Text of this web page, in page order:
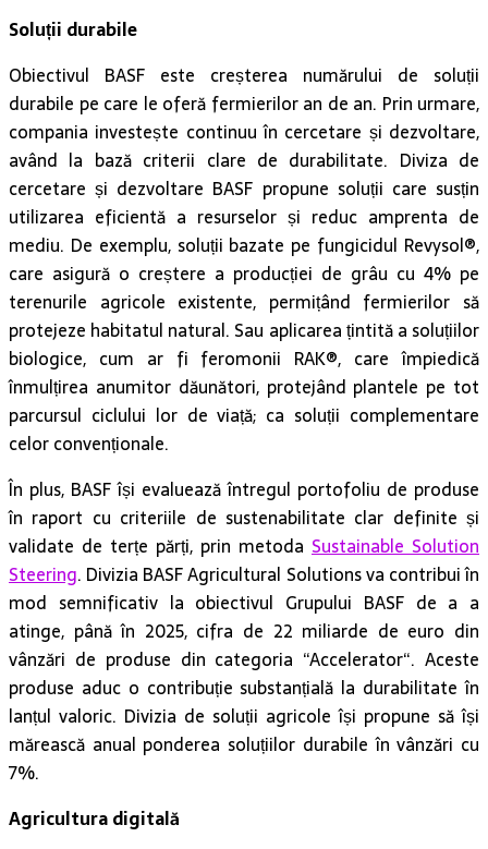
Soluții durabile
Obiectivul BASF este creșterea numărului de soluții
durabile pe care le oferă fermierilor an de an. Prin urmare,
compania investește continuu în cercetare și dezvoltare,
având la bază criterii clare de durabilitate. Diviza de
cercetare și dezvoltare BASF propune soluții care susțin
utilizarea eficientă a resurselor și reduc amprenta de
mediu. De exemplu, soluții bazate pe fungicidul Revysol®,
care asigură o creștere a producției de grâu cu 4% pe
terenurile agricole existente, permițând fermierilor să
protejeze habitatul natural. Sau aplicarea țintită a soluțiilor
biologice, cum ar fi feromonii RAK®, care împiedică
înmulțirea anumitor dăunători, protejând plantele pe tot
parcursul ciclului lor de viață; ca soluții complementare
celor convenționale.
În plus, BASF își evaluează întregul portofoliu de produse
în raport cu criteriile de sustenabilitate clar definite și
validate de terțe părți, prin metoda Sustainable Solution
Steering. Divizia BASF Agricultural Solutions va contribui în
mod semnificativ la obiectivul Grupului BASF de a a
atinge, până în 2025, cifra de 22 miliarde de euro din
vânzări de produse din categoria “Accelerator“. Aceste
produse aduc o contribuție substanțială la durabilitate în
lanțul valoric. Divizia de soluții agricole își propune să își
mărească anual ponderea soluțiilor durabile în vânzări cu
7%.
Agricultura digitală